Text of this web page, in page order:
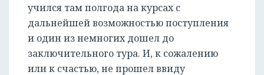
учился там полгода на курсах с
дальнейшей возможностью поступления
и один из немногих дошел до
заключительного тура. И, к сожалению
или к счастью, не прошел ввиду